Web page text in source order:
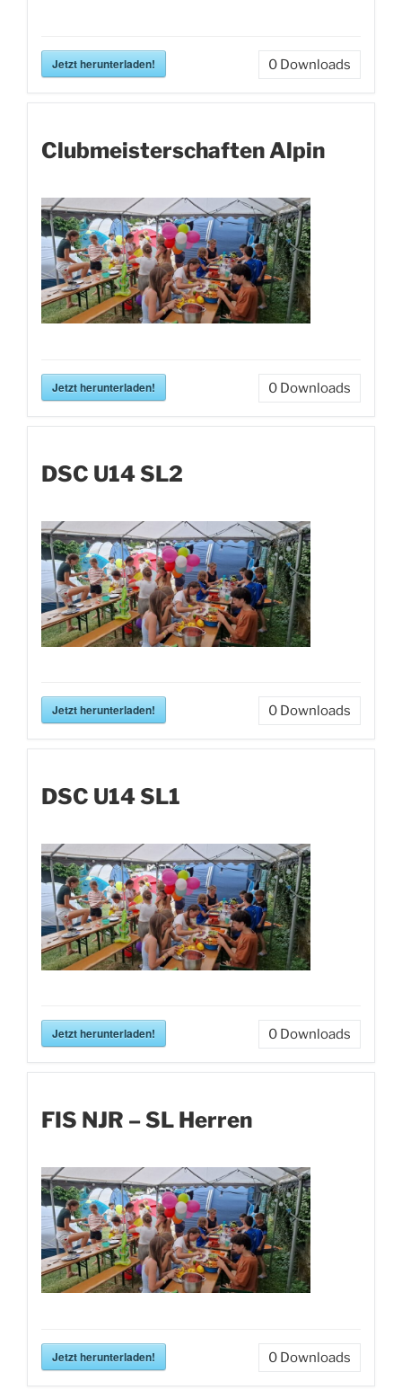
Jetzt herunterladen! 0 Downloads
Clubmeisterschaften Alpin
Jetzt herunterladen! 0 Downloads
DSC U14 SL2
Jetzt herunterladen! 0 Downloads
DSC U14 SL1
Jetzt herunterladen! 0 Downloads
FIS NJR – SL Herren
Jetzt herunterladen! 0 Downloads